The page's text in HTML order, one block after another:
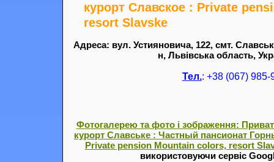
курорт Славское : Private
resort Slavske
Адреса: вул. Устияновича, 122, смт.
н, Львівська область,
Тел.: +38 (067) 985-
Фотогалерею та фото і зображення:
курорт Славське : Частный пансионат
Private pension Mountain colors, resort
використовуючи сервіс